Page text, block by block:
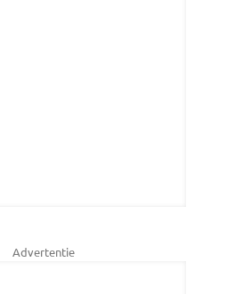
Advertentie